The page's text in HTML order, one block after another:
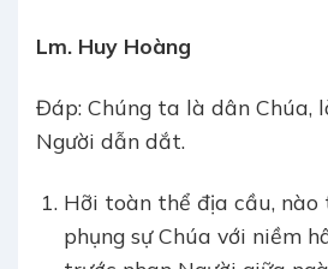
Lm. Huy Hoàng
Đáp: Chúng ta là dân Chúa,
Người dẫn dắt.
Hỡi toàn thể địa cầu, nào
phụng sự Chúa với niềm